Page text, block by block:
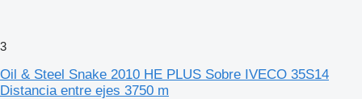
3
Oil & Steel Snake 2010 HE PLUS Sobre IVECO 35S14
Distancia entre ejes 3750 m